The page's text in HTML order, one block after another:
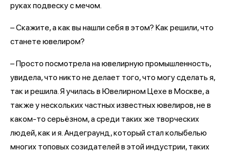
руках подвеску с мечом.
– Скажите, а как вы нашли себя в этом? Как решили, что
станете ювелиром?
– Просто посмотрела на ювелирную промышленность,
увидела, что никто не делает того, что могу сделать я,
так и решила. Я училась в Ювелирном Цехе в Москве, а
также у нескольких частных известных ювелиров, не в
каком-то серьёзном, а среди таких же творческих
людей, как и я. Андеграунд, который стал колыбелью
многих топовых созидателей в этой индустрии, таких